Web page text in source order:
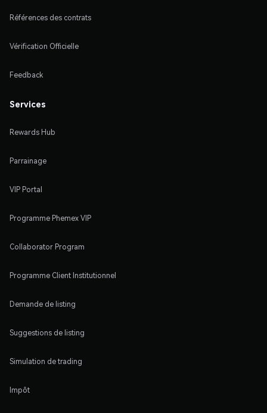
Références des contrats
Vérification Officielle
Feedback
Services
Rewards Hub
Parrainage
VIP Portal
Programme Phemex VIP
Collaborator Program
Programme Client Institutionnel
Demande de listing
Suggestions de listing
Simulation de trading
Impôt